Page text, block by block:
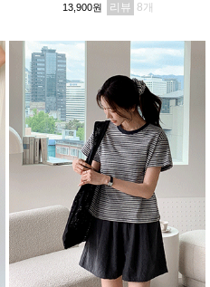
13,900원
리뷰 8